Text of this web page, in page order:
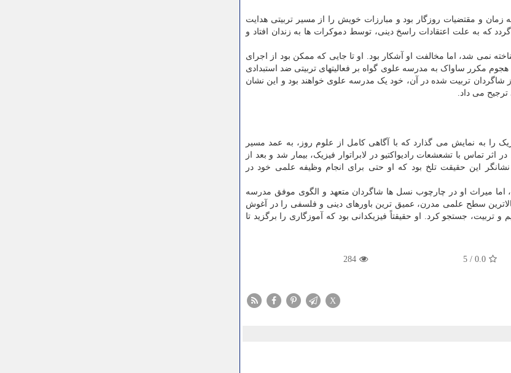
زمان و مقتضیات روزگار بود و مبارزات خویش را از مسیر تربیتی هدایت
شمسی در زنجان بازمی گردد که به علت اعتقادات راسخ دینی، توسط دموکرات ها به زندان افتاد و
نمی شد، اما مخالفت او آشکار بود. او تا جایی که ممکن بود از اجرای
مکرر ساواک به مدرسه علوی گواه بر فعالیتهای تربیتی ضد استبدادی
شاگردان تربیت شده در آن، خود یک مدرسه علوی خواهند بود و این نشان
می داد.
را به نمایش می گذارد که با آگاهی کامل از علوم روز، به عمد مسیر
دینی را برگزید. او سر انجام در سال ۱۳۴۷ شمسی، در اثر تماس با تشعشعات رادیواکتیو در لابراتوار فیزیک، بیمار شد و بعد از
۲۱ آبان ۱۳۵۲ درگذشت. فوت او نشانگر این حقیقت تلخ بود که او حتی برای انجام وظیفه علمی خود در
اما میراث او در چارچوب نسل ها شاگردان متعهد و الگوی موفق مدرسه
سطح علمی مدرن، عمیق ترین باورهای دینی و فلسفی را در آغوش
جستجو کرد. او حقیقتاً فیزیکدانی بود که آموزگاری را برگزید تا
0.0
/
5
284
X